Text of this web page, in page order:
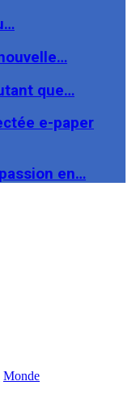
que…
e-paper
en…
Monde